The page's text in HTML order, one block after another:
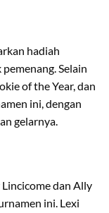
hadiah
Selain
of the Year, dan
ini, dengan
gelarnya.
dan Ally
ini. Lexi